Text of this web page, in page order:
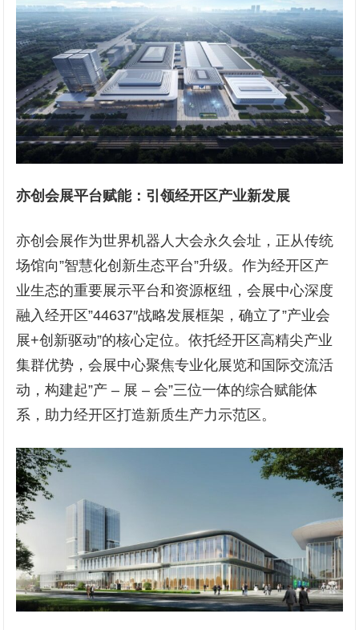
亦创会展平台赋能：引领经开区产业新发展
亦创会展作为世界机器人大会永久会址，正从传统
场馆向”智慧化创新生态平台”升级。作为经开区产
业生态的重要展示平台和资源枢纽，会展中心深度
融入经开区”44637″战略发展框架，确立了”产业会
展+创新驱动”的核心定位。依托经开区高精尖产业
集群优势，会展中心聚焦专业化展览和国际交流活
动，构建起”产 – 展 – 会”三位一体的综合赋能体
系，助力经开区打造新质生产力示范区。